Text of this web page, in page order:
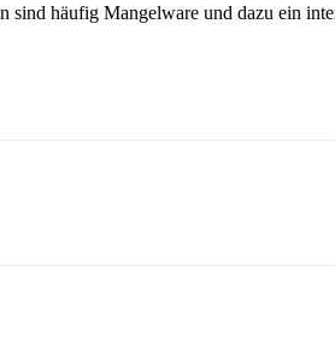
häufig Mangelware und dazu ein